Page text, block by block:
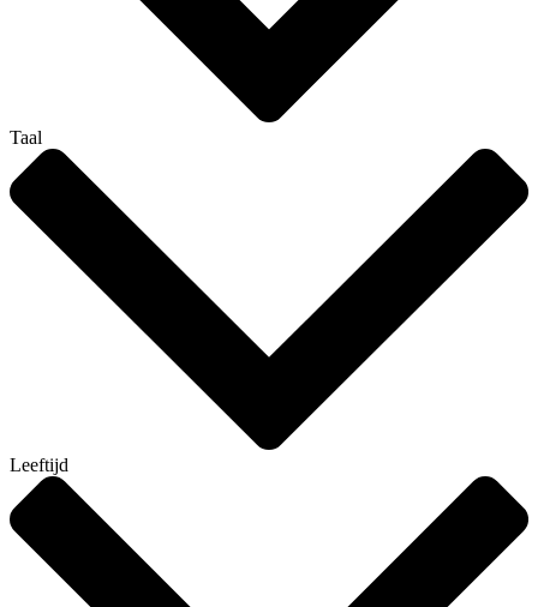
Taal
Leeftijd